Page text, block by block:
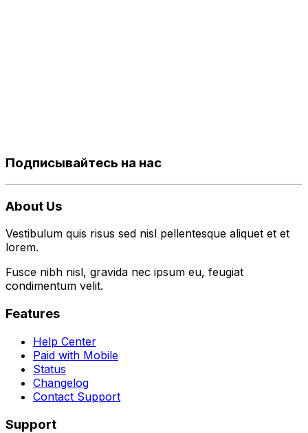
Подписывайтесь на нас
About Us
Vestibulum quis risus sed nisl pellentesque aliquet et et
lorem.
Fusce nibh nisl, gravida nec ipsum eu, feugiat
condimentum velit.
Features
Help Center
Paid with Mobile
Status
Changelog
Contact Support
Support